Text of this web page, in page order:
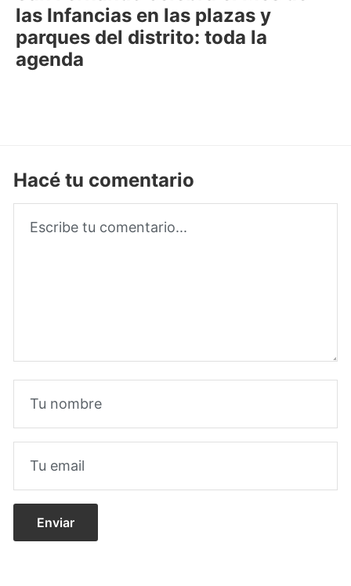
las Infancias en las plazas y
parques del distrito: toda la
agenda
Hacé tu comentario